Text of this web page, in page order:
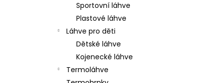
Sportovní láhve
Plastové láhve
Láhve pro děti
Dětské láhve
Kojenecké láhve
Termoláhve
TERMOLÁHEV ECO VESSEL BOULDER